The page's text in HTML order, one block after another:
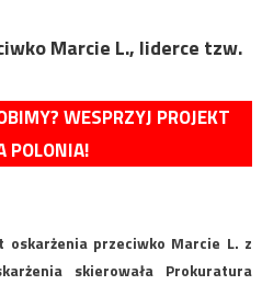
Marcie L., liderce tzw.
WESPRZYJ PROJEKT
POLONIA!
oskarżenia przeciwko Marcie L. z
skierowała Prokuratura